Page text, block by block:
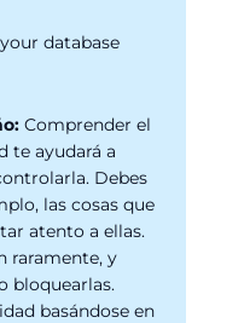
database
Comprender el
te ayudará a
Debes
las cosas que
atento a ellas.
raramente, y
bloquearlas.
basándose en